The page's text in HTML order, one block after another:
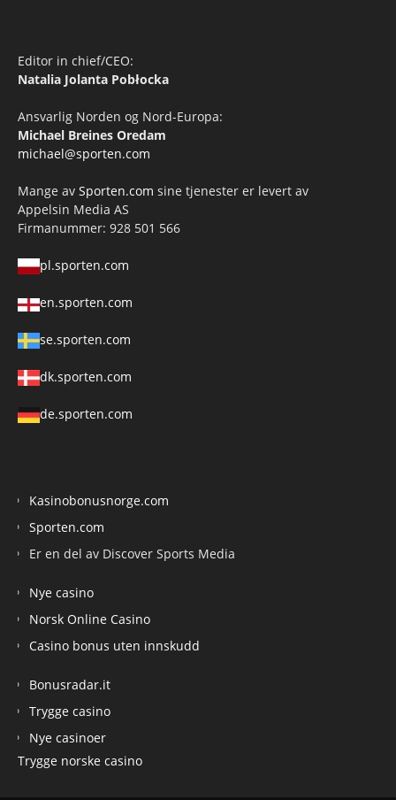
Editor in chief/CEO:
Natalia Jolanta Pobłocka
Ansvarlig Norden og Nord-Europa:
Michael Breines Oredam
michael@sporten.com
Mange av Sporten.com sine tjenester er levert av
Appelsin Media AS
Firmanummer: 928 501 566
pl.sporten.com
en.sporten.com
se.sporten.com
dk.sporten.com
de.sporten.com
Kasinobonusnorge.com
Sporten.com
Er en del av Discover Sports Media
Nye casino
Norsk Online Casino
Casino bonus uten innskudd
Bonusradar.it
Trygge casino
Nye casinoer
Trygge norske casino